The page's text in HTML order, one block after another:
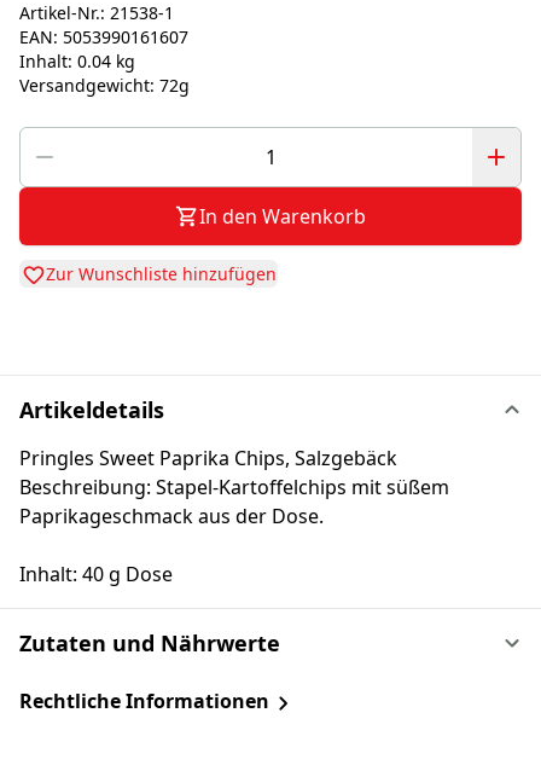
Artikel-Nr.: 21538-1
EAN: 5053990161607
Inhalt: 0.04 kg
Versandgewicht: 72g
In den Warenkorb
Zur Wunschliste hinzufügen
Artikeldetails
Pringles Sweet Paprika Chips, Salzgebäck
Beschreibung: Stapel-Kartoffelchips mit süßem
Paprikageschmack aus der Dose.
Inhalt: 40 g Dose
Zutaten und Nährwerte
Rechtliche Informationen